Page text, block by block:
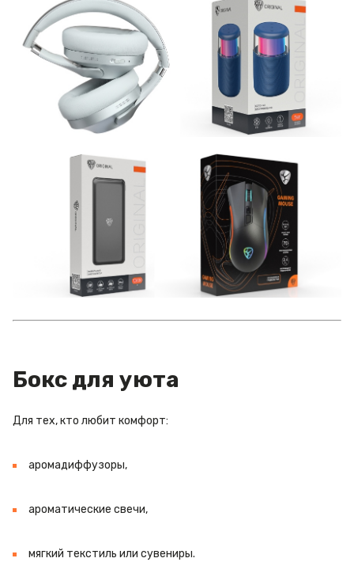
Бокс для уюта
Для тех, кто любит комфорт:
аромадиффузоры,
ароматические свечи,
мягкий текстиль или сувениры.